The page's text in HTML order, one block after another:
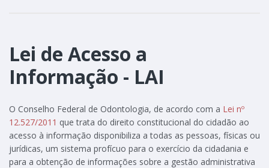
Lei de Acesso a
Informação - LAI
O Conselho Federal de Odontologia, de acordo com a Lei nº
12.527/2011 que trata do direito constitucional do cidadão ao
acesso à informação disponibiliza a todas as pessoas, físicas ou
jurídicas, um sistema profícuo para o exercício da cidadania e
para a obtenção de informações sobre a gestão administrativa